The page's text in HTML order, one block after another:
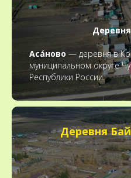
Аса́ново — деревня в
муниципальном округе
Республики России.
Деревня